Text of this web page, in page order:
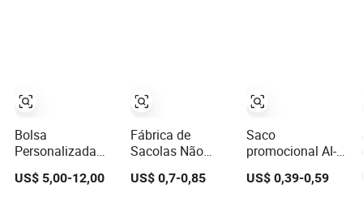
Bolsa
Personalizada
Prova d'Água
US$ 5,00-12,00
Fábrica de
Sacolas Não
Personalizadas
US$ 0,7-0,85
Saco
promocional AI-
com logotipo
US$ 0,39-0,59